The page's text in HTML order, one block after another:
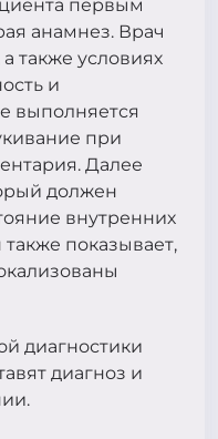
первым
анамнез. Врач
также условиях
и
выполняется
при
Далее
должен
внутренних
показывает,
диагностики
диагноз и